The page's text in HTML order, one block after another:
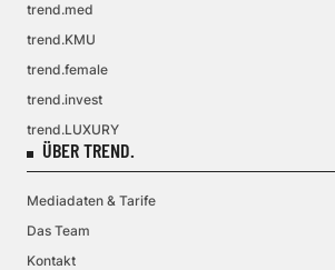
trend.med
trend.KMU
trend.female
trend.invest
trend.LUXURY
ÜBER TREND.
Mediadaten & Tarife
Das Team
Kontakt